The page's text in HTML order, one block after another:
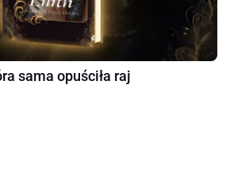
sama opuściła raj